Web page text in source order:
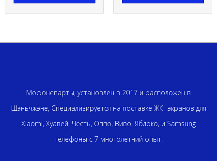
Мофонепарты, установлен в 2017 и расположен в
Шэньчжэне, Специализируется на поставке ЖК -экранов для
Xiaomi, Хуавей, Честь, Оппо, Виво, Яблоко, и Samsung
телефоны с 7 многолетний опыт.